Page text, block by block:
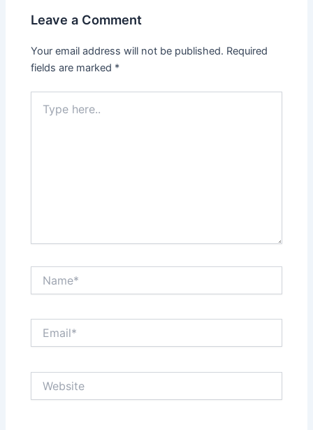
Leave a Comment
Your email address will not be published. Required
fields are marked *
here..